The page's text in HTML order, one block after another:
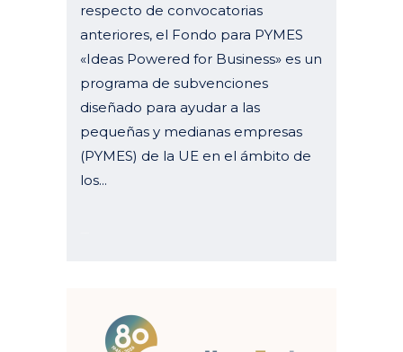
respecto de convocatorias
anteriores, el Fondo para PYMES
«Ideas Powered for Business» es un
programa de subvenciones
diseñado para ayudar a las
pequeñas y medianas empresas
(PYMES) de la UE en el ámbito de
los...